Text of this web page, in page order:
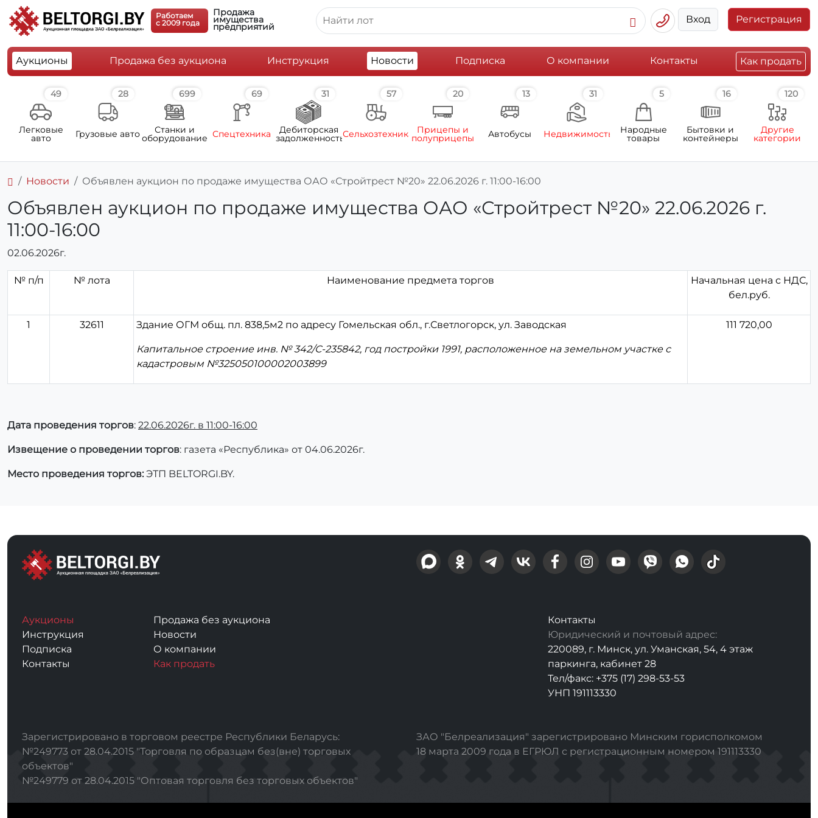
Работаем
c 2009 года
Продажа
имущества
предприятий
Вход Регистрация
Аукционы Продажа без аукциона Инструкция Новости Подписка О компании Контакты Как продать
49
Легковые
авто
28
Грузовые авто
699
Станки и
оборудование
69
Спецтехника
31
Дебиторская
задолженность
57
Сельхозтехника
20
Прицепы и
полуприцепы
13
Автобусы
31
Недвижимость
5
Народные
товары
16
Бытовки и
контейнеры
120
Другие
категории
Новости Объявлен аукцион по продаже имущества ОАО «Стройтрест №20» 22.06.2026 г. 11:00-16:00
Объявлен аукцион по продаже имущества ОАО «Стройтрест №20» 22.06.2026 г.
11:00-16:00
02.06.2026г.
№ п/п № лота Наименование предмета торгов
Начальная цена с НДС,
бел.руб.
1 32611 Здание ОГМ общ. пл. 838,5м2 по адресу Гомельская обл., г.Светлогорск, ул. Заводская
Капитальное строение инв. № 342/С-235842, год постройки 1991, расположенное на земельном участке с
кадастровым №325050100002003899
111 720,00
Дата проведения торгов: 22.06.2026г. в 11:00-16:00
Извещение о проведении торгов: газета «Республика» от 04.06.2026г.
Место проведения торгов:ЭТП BELTORGI.BY.
Аукционы
Продажа без аукциона
Инструкция
Новости
Подписка
О компании
Контакты
Как продать
Контакты
Юридический и почтовый адрес:
220089, г. Минск, ул. Уманская, 54, 4 этаж
паркинга, кабинет 28
Тел/факс: +375 (17) 298-53-53
УНП 191113330
Зарегистрировано в торговом реестре Республики Беларусь:
№249773 от 28.04.2015 "Торговля по образцам без(вне) торговых
объектов"
№249779 от 28.04.2015 "Оптовая торговля без торговых объектов"
ЗАО "Белреализация" зарегистрировано Минским горисполкомом
18 марта 2009 года в ЕГРЮЛ с регистрационным номером 191113330